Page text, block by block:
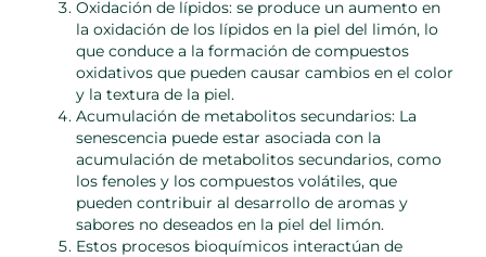
Oxidación de lípidos: se produce un aumento en
la oxidación de los lípidos en la piel del limón, lo
que conduce a la formación de compuestos
oxidativos que pueden causar cambios en el color
y la textura de la piel.
Acumulación de metabolitos secundarios: La
senescencia puede estar asociada con la
acumulación de metabolitos secundarios, como
los fenoles y los compuestos volátiles, que
pueden contribuir al desarrollo de aromas y
sabores no deseados en la piel del limón.
Estos procesos bioquímicos interactúan de